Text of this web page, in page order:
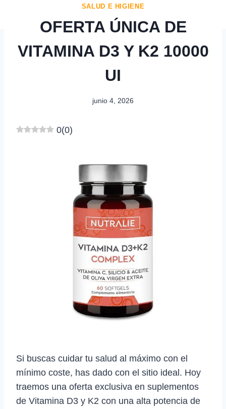
SALUD E HIGIENE
OFERTA ÚNICA DE
VITAMINA D3 Y K2 10000
UI
junio 4, 2026
0(0)
Si buscas cuidar tu salud al máximo con el
mínimo coste, has dado con el sitio ideal. Hoy
traemos una oferta exclusiva en suplementos
de Vitamina D3 y K2 con una alta potencia de